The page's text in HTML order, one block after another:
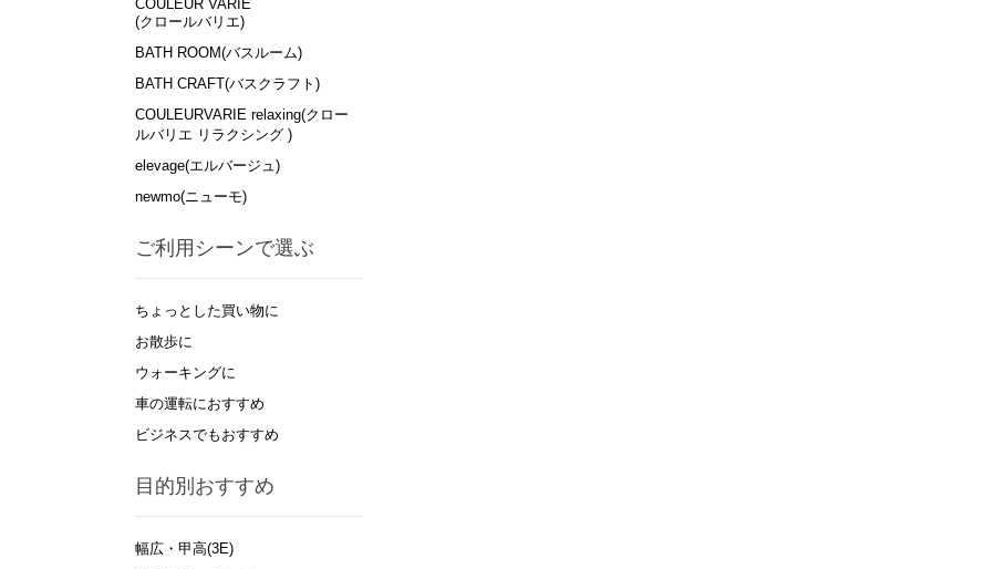
COULEUR VARIE
(クロールバリエ)
BATH ROOM(バスルーム)
BATH CRAFT(バスクラフト)
COULEURVARIE relaxing(クロー
ルバリエ リラクシング )
elevage(エルバージュ)
newmo(ニューモ)
ご利用シーンで選ぶ
ちょっとした買い物に
お散歩に
ウォーキングに
車の運転におすすめ
ビジネスでもおすすめ
目的別おすすめ
幅広・甲高(3E)